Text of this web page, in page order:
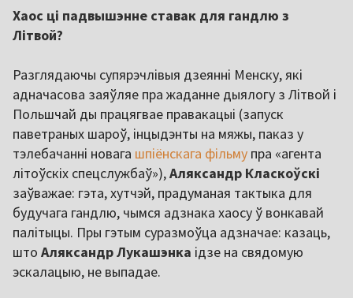
Хаос ці падвышэнне ставак для гандлю з
Літвой?
Разглядаючы супярэчлівыя дзеянні Менску, які
адначасова заяўляе пра жаданне дыялогу з Літвой і
Польшчай ды працягвае правакацыі (запуск
паветраных шароў, інцыдэнты на мяжы, паказ у
тэлебачанні новага шпіёнскага фільму пра «агента
літоўскіх спецслужбаў»),Аляксандр Класкоўскі
заўважае: гэта, хутчэй, прадуманая тактыка для
будучага гандлю, чымся адзнака хаосу ў вонкавай
палітыцы. Пры гэтым суразмоўца адзначае: казаць,
што Аляксандр Лукашэнка ідзе на свядомую
эскалацыю, не выпадае.